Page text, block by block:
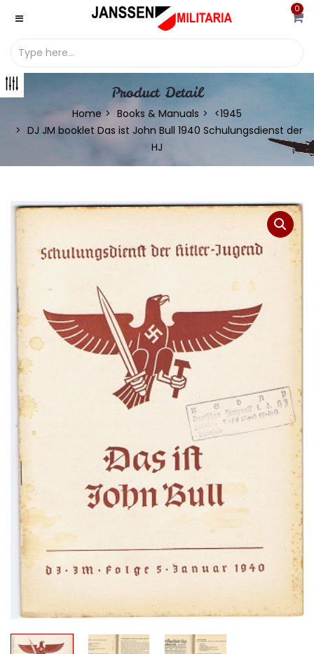
0
Product Detail
Home Books & Manuals
<1945
DJ JM booklet Das ist John Bull 1940 Schulungsdienst der
HJ